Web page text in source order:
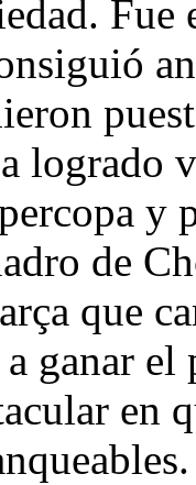
logrado
y
de
que
ganar el
en